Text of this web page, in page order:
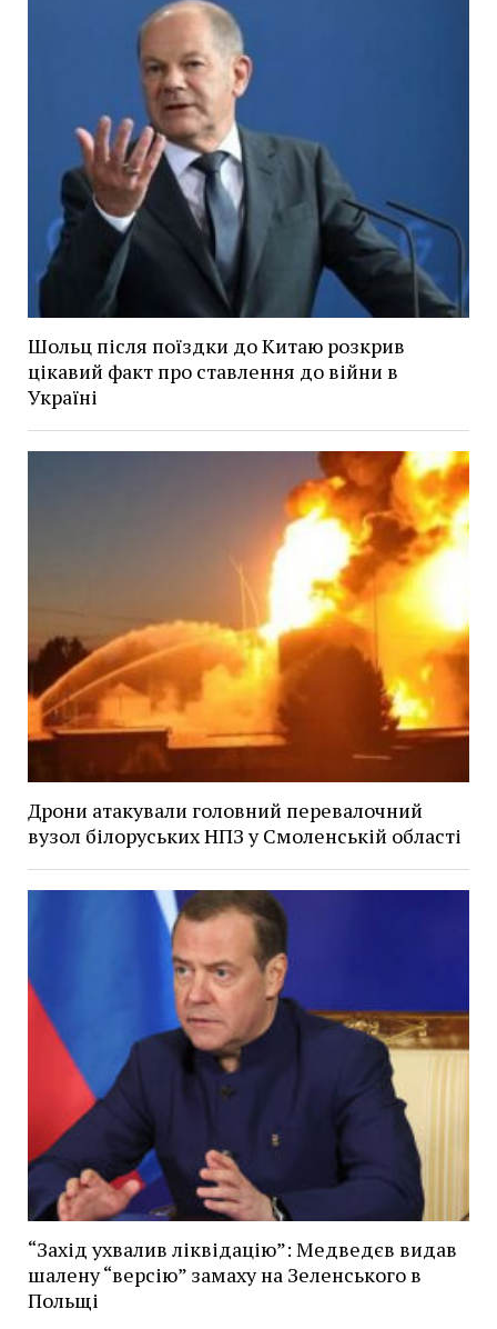
Шольц після поїздки до Китаю розкрив
цікавий факт про ставлення до війни в
Україні
Дрони атакували головний перевалочний
вузол білоруських НПЗ у Смоленській області
“Захід ухвалив ліквідацію”: Медведєв видав
шалену “версію” замаху на Зеленського в
Польщі